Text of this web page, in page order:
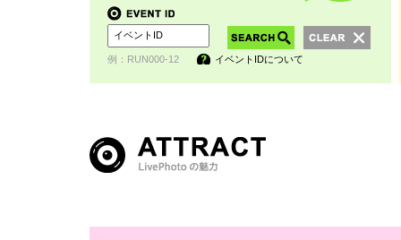
例：RUN000-12 イベントIDについて